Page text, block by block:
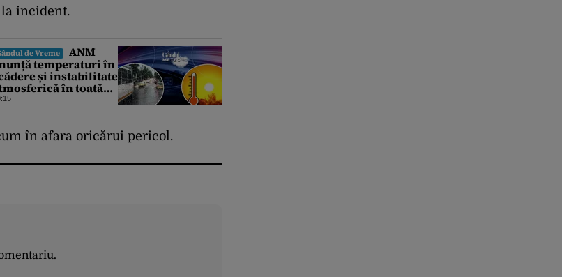
la incident.
de Vreme
ANM
temperaturi în
și instabilitate
în toată
Cum va fi vremea
în afara oricărui pericol.